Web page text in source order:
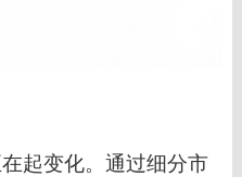
起变化。通过细分市